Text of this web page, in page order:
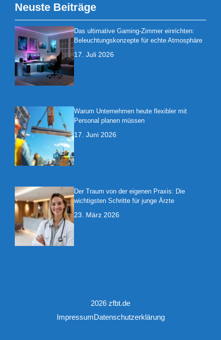
Neuste Beiträge
Das ultimative Gaming-Zimmer einrichten:
Beleuchtungskonzepte für echte Atmosphäre
17. Juli 2026
Warum Unternehmen heute flexibler mit
Personal planen müssen
17. Juni 2026
Der Traum von der eigenen Praxis: Die
wichtigsten Schritte für junge Ärzte
23. März 2026
2026 zfbt.de
ImpressumDatenschutzerklärung